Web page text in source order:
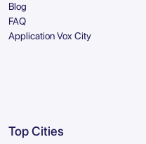
Blog
FAQ
Application Vox City
Top Cities